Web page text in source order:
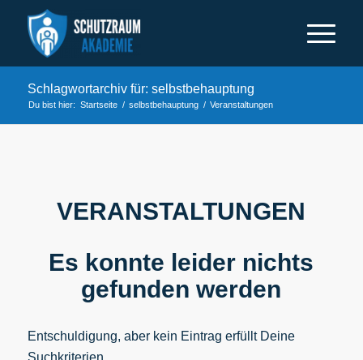
Schlagwortarchiv für: selbstbehauptung
Du bist hier: Startseite / selbstbehauptung / Veranstaltungen
VERANSTALTUNGEN
Es konnte leider nichts
gefunden werden
Entschuldigung, aber kein Eintrag erfüllt Deine
Suchkriterien